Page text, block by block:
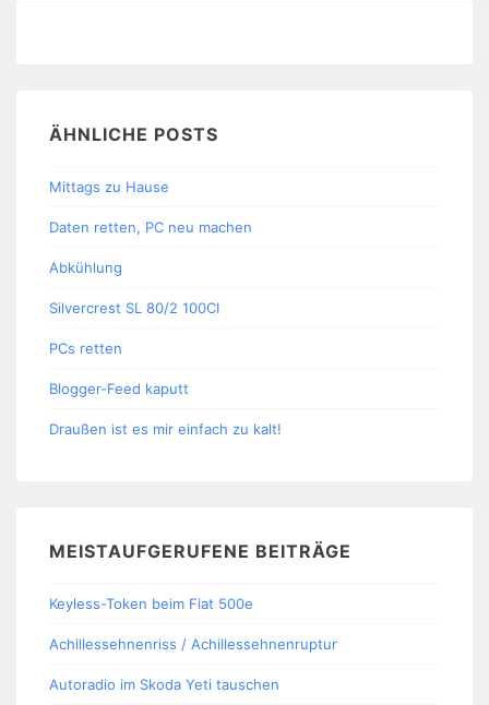
ÄHNLICHE POSTS
Mittags zu Hause
Daten retten, PC neu machen
Abkühlung
Silvercrest SL 80/2 100CI
PCs retten
Blogger-Feed kaputt
Draußen ist es mir einfach zu kalt!
MEISTAUFGERUFENE BEITRÄGE
Keyless-Token beim Fiat 500e
Achillessehnenriss / Achillessehnenruptur
Autoradio im Skoda Yeti tauschen